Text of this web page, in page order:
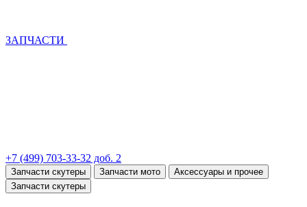
ЗАПЧАСТИ
+7 (499) 703-33-32 доб. 2
Запчасти скутеры Запчасти мото
Аксессуары и прочее
Запчасти скутеры